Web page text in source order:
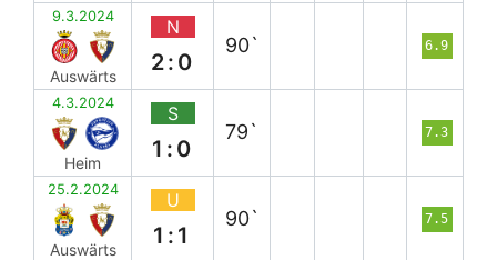
9.3.2024
Auswärts
N
2:0
90` 6.9
4.3.2024
Heim
S
1:0
79` 7.3
25.2.2024
Auswärts
U
1:1
90` 7.5